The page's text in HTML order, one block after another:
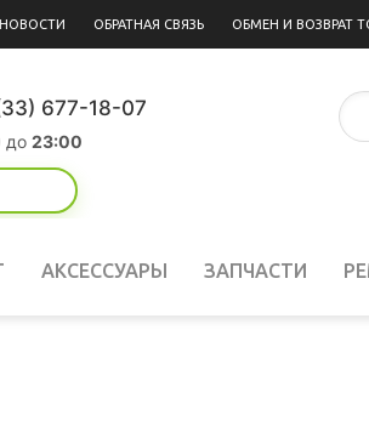
НОВОСТИ ОБРАТНАЯ СВЯЗЬ ОБМЕН И ВОЗВРАТ
677-18-07
до 23:00
АКСЕССУАРЫ ЗАПЧАСТИ